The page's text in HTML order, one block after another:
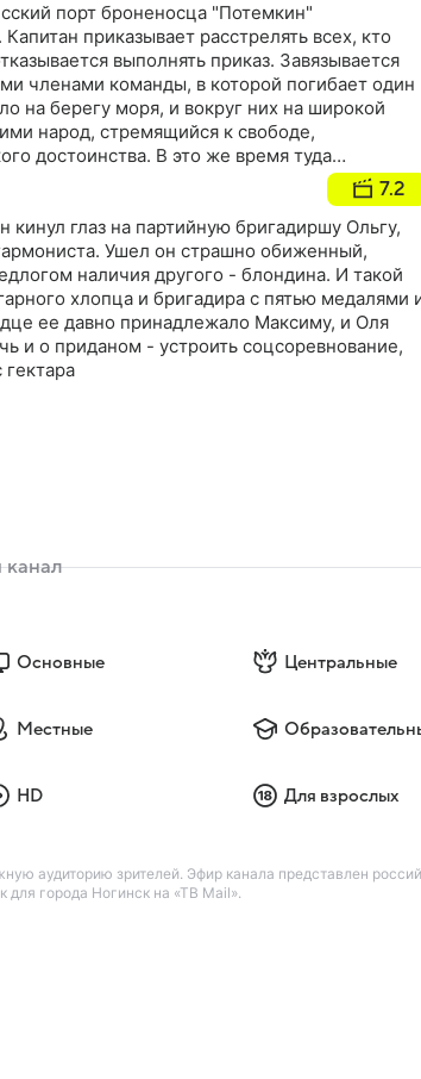
порт броненосца "Потемкин"
приказывает расстрелять всех, кто
выполнять приказ. Завязывается
членами команды, в которой погибает один
на берегу моря, и вокруг них на широкой
народ, стремящийся к свободе,
достоинства. В это же время туда
стрельбу прямо в людей
7.2
глаз на партийную бригадиршу Ольгу,
Ушел он страшно обиженный,
наличия другого - блондина. И такой
хлопца и бригадира с пятью медалями
ее давно принадлежало Максиму, и Оля
и о приданом - устроить соцсоревнование,
Основные Центральные
Местные
HD Для взрослых
аудиторию зрителей. Эфир канала представлен
города Ногинск на «ТВ Mail».